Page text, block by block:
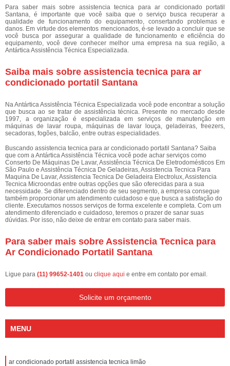
Para saber mais sobre assistencia tecnica para ar condicionado portatil
Santana, é importante que você saiba que o serviço busca recuperar a
qualidade de funcionamento do equipamento, consertando problemas e
danos. Em virtude dos elementos mencionados, é-se levado a concluir que se
você busca por assegurar a qualidade de funcionamento e eficiência do
equipamento, você deve conhecer melhor uma empresa na sua região, a
Antártica Assistência Técnica Especializada.
Saiba mais sobre assistencia tecnica para ar
condicionado portatil Santana
Na Antártica Assistência Técnica Especializada você pode encontrar a solução
que busca ao se tratar de assistência técnica. Presente no mercado desde
1997, a organização é especializada em serviços de manutenção em
máquinas de lavar roupa, máquinas de lavar louça, geladeiras, freezers,
secadoras, fogões, balcão, entre outras especialidades.
Buscando assistencia tecnica para ar condicionado portatil Santana? Saiba
que com a Antártica Assistência Técnica você pode achar serviços como
Conserto De Máquinas De Lavar, Assistência Técnica De Eletrodomésticos Em
São Paulo e Assistência Técnica De Geladeiras, Assistencia Tecnica Para
Maquina De Lavar, Assistencia Tecnica De Geladeira Electrolux, Assistencia
Tecnica Microondas entre outras opções que são oferecidas para a sua
necessidade. Se diferenciado dentro de seu segmento, a empresa consegue
também proporcionar um atendimento cuidadoso e que busca a satisfação do
cliente. Executamos nossos serviços de forma excelente e completa. Com um
atendimento diferenciado e cuidadoso, teremos o prazer de sanar suas
dúvidas. Por isso, não deixe de entrar em contato para saber mais.
Para saber mais sobre Assistencia Tecnica para
Ar Condicionado Portatil Santana
Ligue para (11) 99652-1401 ou clique aqui e entre em contato por email.
Solicite um orçamento
MENU
ar condicionado portatil assistencia tecnica limão